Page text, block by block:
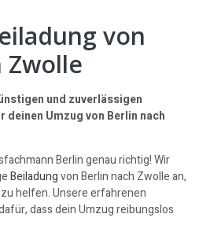
von
Zwolle
und zuverlässigen
Umzug von Berlin nach
Berlin genau richtig! Wir
Beiladungvon Berlin nach Zwolle an,
helfen. Unsere erfahrenen
dass dein Umzug reibungslos